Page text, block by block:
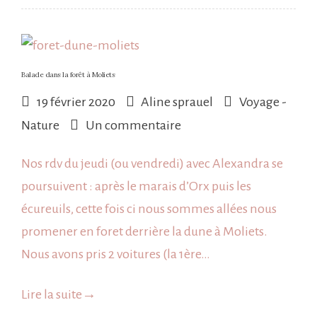
Balade dans la forêt à Moliets
19 février 2020 Aline sprauel
Voyage -
Nature
Un commentaire
dans
la
forêt
à
Moliets
Nos rdv du jeudi (ou vendredi) avec Alexandra se
poursuivent : après le marais d’Orx puis les
écureuils, cette fois ci nous sommes allées nous
promener en foret derrière la dune à Moliets.
Nous avons pris 2 voitures (la 1ère…
Lire la suite →